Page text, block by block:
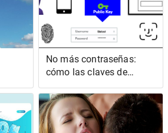
No más contraseñas:
cómo las claves de
acceso reemplazarán su
contraseña